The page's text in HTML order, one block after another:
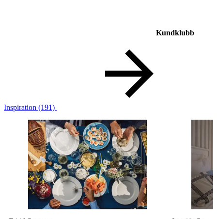
Kundklubb
Inspiration (191)